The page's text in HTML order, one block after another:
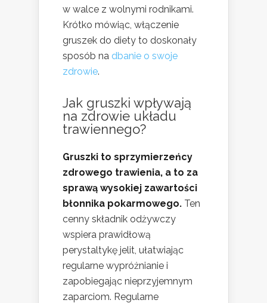
w walce z wolnymi rodnikami.
Krótko mówiąc, włączenie
gruszek do diety to doskonały
sposób na dbanie o swoje
zdrowie.
Jak gruszki wpływają
na zdrowie układu
trawiennego?
Gruszki to sprzymierzeńcy
zdrowego trawienia, a to za
sprawą wysokiej zawartości
błonnika pokarmowego. Ten
cenny składnik odżywczy
wspiera prawidłową
perystaltykę jelit, ułatwiając
regularne wypróżnianie i
zapobiegając nieprzyjemnym
zaparciom. Regularne